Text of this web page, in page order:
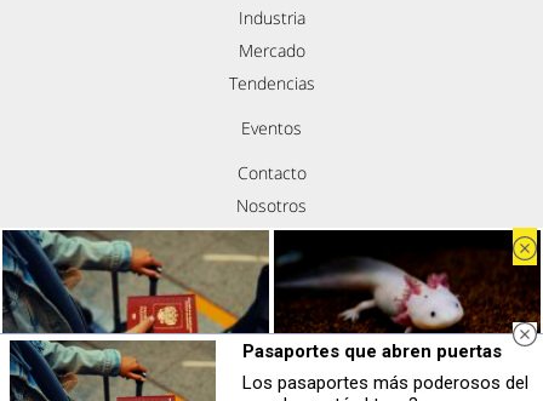
Industria
Mercado
Tendencias
Eventos
Contacto
Nosotros
Política de privacidad
Aviso legal
Política de cookies
Síguenos
Pasaportes que abren puertas ¿Sabías que existen?
Pasaportes que abren puertas
Los pasaportes más poderosos del